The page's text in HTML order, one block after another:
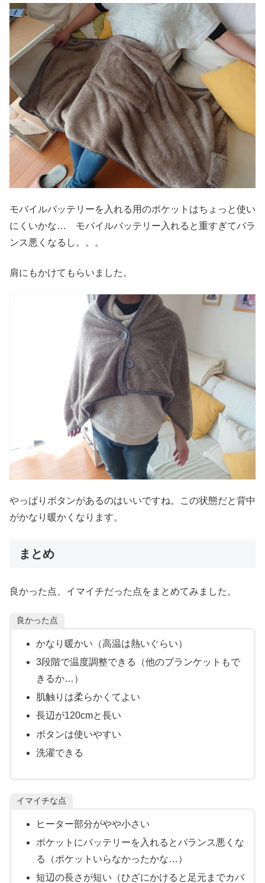
モバイルバッテリーを入れる用のポケットはちょっと使い
にくいかな… モバイルバッテリー入れると重すぎてバラ
ンス悪くなるし。。。
肩にもかけてもらいました。
やっぱりボタンがあるのはいいですね。この状態だと背中
がかなり暖かくなります。
まとめ
良かった点、イマイチだった点をまとめてみました。
良かった点
かなり暖かい（高温は熱いぐらい）
3段階で温度調整できる（他のブランケットもで
きるか…）
肌触りは柔らかくてよい
長辺が120cmと長い
ボタンは使いやすい
洗濯できる
イマイチな点
ヒーター部分がやや小さい
ポケットにバッテリーを入れるとバランス悪くな
る（ポケットいらなかったかな…）
短辺の長さが短い（ひざにかけると足元までカバ